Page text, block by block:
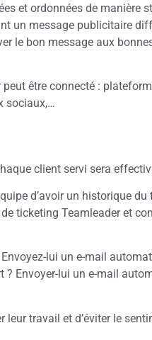
et ordonnées de manière
un message publicitaire
le bon message aux
être connecté :
sociaux,…
client servi sera
d’avoir un historique
ticketing Teamleader et
lui un e-mail
Envoyer-lui un e-mail
travail et d’éviter le